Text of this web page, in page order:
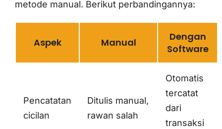
metode manual. Berikut perbandingannya:
Aspek Manual
Dengan
Software
Pencatatan
cicilan
Ditulis manual,
rawan salah
Otomatis
tercatat
dari
transaksi